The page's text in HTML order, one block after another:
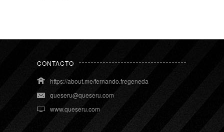
CONTACTO
https://about.me/fernando.fregeneda
queseru@queseru.com
www.queseru.com